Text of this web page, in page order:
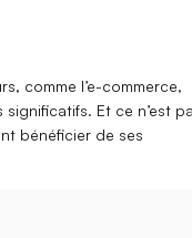
comme l’e-commerce,
Et ce n’est
bénéficier de ses